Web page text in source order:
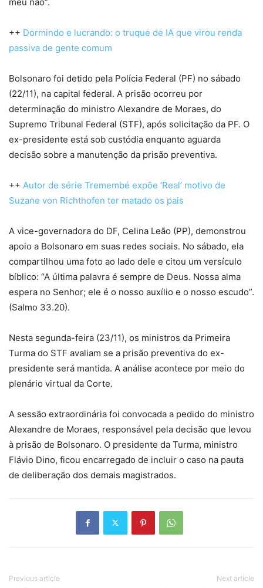
++ Dormindo e lucrando: o truque de IA que virou renda
passiva de gente comum
Bolsonaro foi detido pela Polícia Federal (PF) no sábado
(22/11), na capital federal. A prisão ocorreu por
determinação do ministro Alexandre de Moraes, do
Supremo Tribunal Federal (STF), após solicitação da PF. O
ex-presidente está sob custódia enquanto aguarda
decisão sobre a manutenção da prisão preventiva.
++ Autor de série Tremembé expõe ‘Real’ motivo de
Suzane von Richthofen ter matado os pais
A vice-governadora do DF, Celina Leão (PP), demonstrou
apoio a Bolsonaro em suas redes sociais. No sábado, ela
compartilhou uma foto ao lado dele e citou um versículo
bíblico: “A última palavra é sempre de Deus. Nossa alma
espera no Senhor; ele é o nosso auxílio e o nosso escudo”.
(Salmo 33.20).
Nesta segunda-feira (23/11), os ministros da Primeira
Turma do STF avaliam se a prisão preventiva do ex-
presidente será mantida. A análise acontece por meio do
plenário virtual da Corte.
A sessão extraordinária foi convocada a pedido do ministro
Alexandre de Moraes, responsável pela decisão que levou
à prisão de Bolsonaro. O presidente da Turma, ministro
Flávio Dino, ficou encarregado de incluir o caso na pauta
de deliberação dos demais magistrados.
Previous article Next article